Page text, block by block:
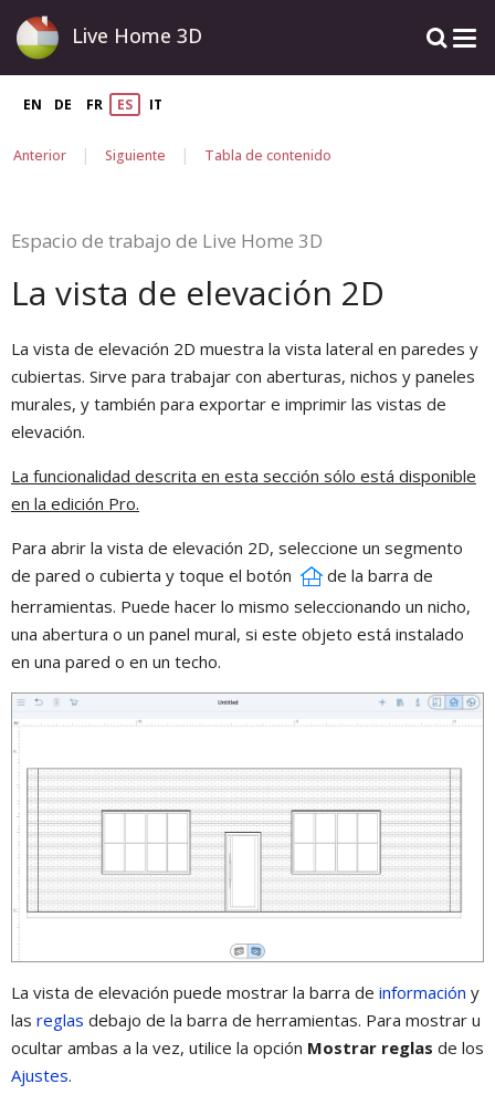
Live Home 3D
EN DE FR ES IT
Anterior | Siguiente | Tabla de contenido
Espacio de trabajo de Live Home 3D
La vista de elevación 2D
La vista de elevación 2D muestra la vista lateral en paredes y
cubiertas. Sirve para trabajar con aberturas, nichos y paneles
murales, y también para exportar e imprimir las vistas de
elevación.
La funcionalidad descrita en esta sección sólo está disponible
en la edición Pro.
Para abrir la vista de elevación 2D, seleccione un segmento
de pared o cubierta y toque el botón
de la barra de
herramientas. Puede hacer lo mismo seleccionando un nicho,
una abertura o un panel mural, si este objeto está instalado
en una pared o en un techo.
La vista de elevación puede mostrar la barra de información y
las reglas debajo de la barra de herramientas. Para mostrar u
ocultar ambas a la vez, utilice la opción Mostrar reglas de los
Ajustes.